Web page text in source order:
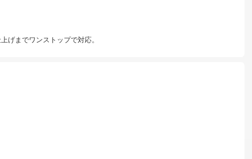
げまでワンストップで対応。